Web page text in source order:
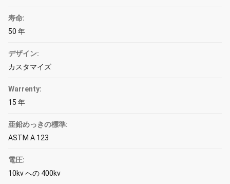
寿命:
50 年
デザイン:
カスタマイズ
Warrenty:
15 年
亜鉛めっきの標準:
ASTM A 123
電圧:
10kv への 400kv